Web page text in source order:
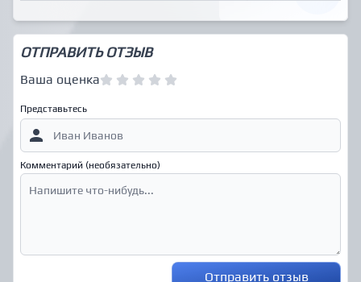
ОТПРАВИТЬ ОТЗЫВ
Ваша оценка
Представьтесь
Комментарий (необязательно)
Отправить отзыв